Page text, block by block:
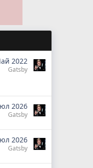
2022
Gatsby
2026
Gatsby
2026
Gatsby